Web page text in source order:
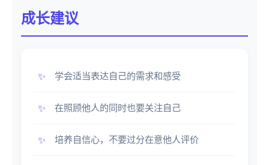
成长建议
学会适当表达自己的需求和感受
在照顾他人的同时也要关注自己
培养自信心，不要过分在意他人评价